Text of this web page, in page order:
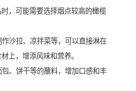
，可能需要选择烟点较高的橄榄
沙拉、凉拌菜等，可以直接淋在
上，增添风味和营养。
、饼干等的蘸料，增加口感和丰